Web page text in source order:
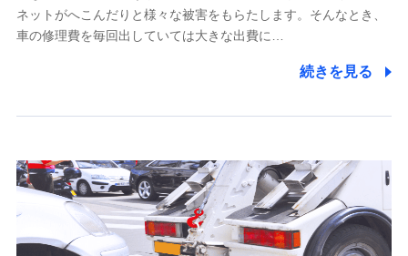
5.通話録音にて取得する情報
7.社員（従業者）の個人情報
人事･勤怠･健康・労務等の管理、給与支給、福利厚生・採用
退職関連処理等の各種手続きのため、当社と従業員または従
業員同士の連絡のため
ネットがへこんだりと様々な被害をもらたします。そんなとき、
車の修理費を毎回出していては大きな出費に…
続きを見る